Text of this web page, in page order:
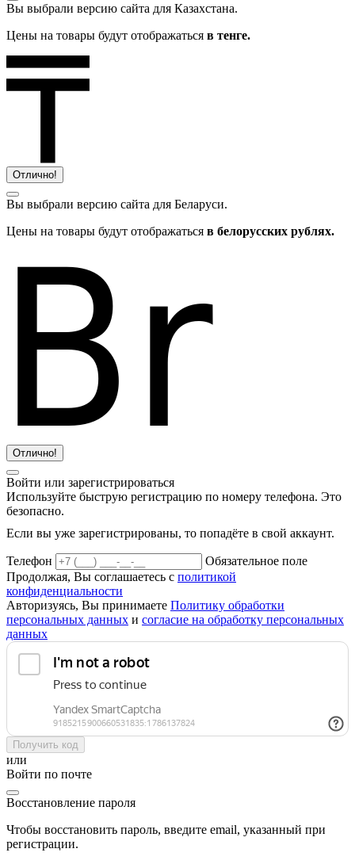
Вы выбрали версию сайта для Казахстана.
Цены на товары будут отображаться в тенге.
Отлично!
Вы выбрали версию сайта для Беларуси.
Цены на товары будут отображаться в белорусских рублях.
Отлично!
Войти или зарегистрироваться
Используйте быструю регистрацию по номеру телефона. Это
безопасно.
Если вы уже зарегистрированы, то попадёте в свой аккаунт.
Телефон
Обязательное поле
Продолжая, Вы соглашаетесь с политикой
конфиденциальности
Авторизуясь, Вы принимаете Политику обработки
персональных данных и согласие на обработку персональных
данных
Получить код
или
Войти по почте
Восстановление пароля
Чтобы восстановить пароль, введите email, указанный при
регистрации.